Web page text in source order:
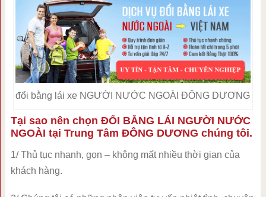
đổi bằng lái xe NGƯỜI NƯỚC NGOÀI ĐÔNG DƯƠNG
Tại sao nên chọn ĐỔI BẰNG LÁI NGƯỜI NƯỚC
NGOÀI tại Trung Tâm ĐÔNG DƯƠNG chúng tôi.
1/ Thủ tục nhanh, gọn – không mất nhiều thời gian của
khách hàng.